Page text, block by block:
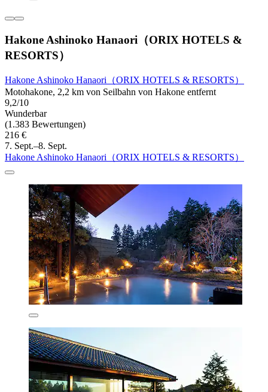
Hakone Ashinoko Hanaori（ORIX HOTELS &
RESORTS）
Hakone Ashinoko Hanaori（ORIX HOTELS & RESORTS）
Motohakone, 2,2 km von Seilbahn von Hakone entfernt
9,2/10
Wunderbar
(1.383 Bewertungen)
216 €
7. Sept.–8. Sept.
Hakone Ashinoko Hanaori（ORIX HOTELS & RESORTS）